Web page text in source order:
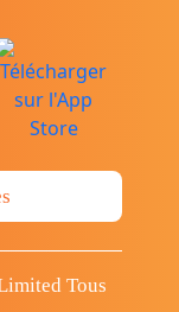
Tous